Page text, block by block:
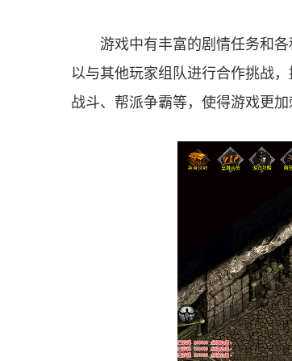
游戏中有丰富的剧情任务和
以与其他玩家组队进行合作挑战
战斗、帮派争霸等，使得游戏更加